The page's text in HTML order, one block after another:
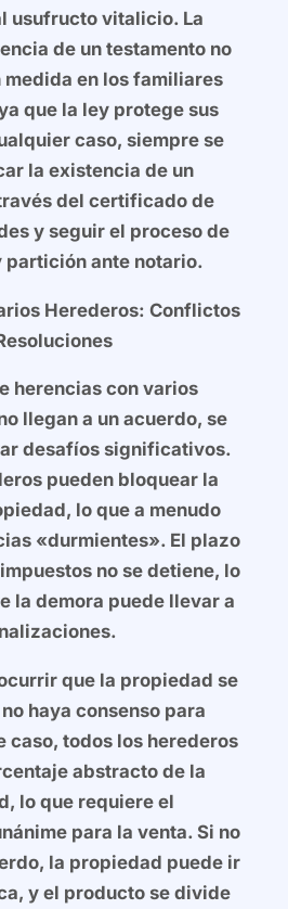
usufructo vitalicio. La
de un testamento no
en los familiares
que la ley protege sus
caso, siempre se
la existencia de un
del certificado de
y seguir el proceso de
partición ante notario.
Herederos: Conflictos
herencias con varios
llegan a un acuerdo, se
desafíos significativos.
pueden bloquear la
lo que a menudo
«durmientes». El plazo
no se detiene, lo
la demora puede llevar a
que la propiedad se
haya consenso para
caso, todos los herederos
abstracto de la
lo que requiere el
para la venta. Si no
la propiedad puede ir
y el producto se divide